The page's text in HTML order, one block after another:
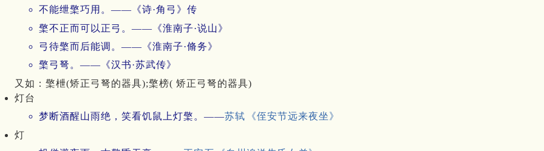
不能绁檠巧用。——《诗·角弓》传
檠不正而可以正弓。——《淮南子·说山》
弓待檠而后能调。——《淮南子·脩务》
檠弓弩。——《汉书·苏武传》
又如：檠枻(矫正弓弩的器具);檠榜( 矫正弓弩的器具)
灯台
梦断酒醒山雨绝，笑看饥鼠上灯檠。——苏轼
《侄安节远来夜坐》
灯